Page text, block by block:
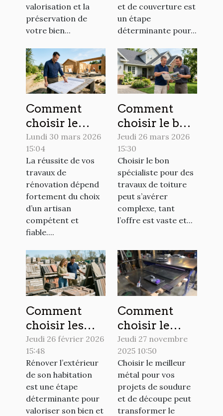
valorisation et la
préservation de
votre bien...
et de couverture est
un étape
déterminante pour...
Comment
choisir le
meilleur
artisan pour
vos travaux
de rénovation
?
Lundi 30 mars 2026
15:04
La réussite de vos
travaux de
rénovation dépend
fortement du choix
d’un artisan
compétent et
fiable....
Comment
choisir le bon
spécialiste
pour vos
travaux de
toiture ?
Jeudi 26 mars 2026
15:30
Choisir le bon
spécialiste pour des
travaux de toiture
peut s’avérer
complexe, tant
l’offre est vaste et...
Comment
choisir les
meilleurs
matériaux
pour votre
rénovation
extérieure ?
Jeudi 26 février 2026
15:48
Rénover l’extérieur
de son habitation
est une étape
déterminante pour
valoriser son bien et
Comment
choisir le
meilleur
métal pour
vos projets de
soudure et de
découpe ?
Jeudi 27 novembre
2025 10:50
Choisir le meilleur
métal pour vos
projets de soudure
et de découpe peut
transformer le